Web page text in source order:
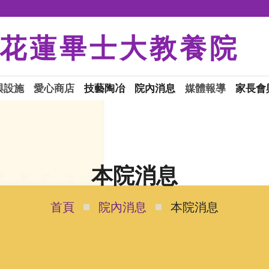
花蓮畢士大教養院
設施 愛心商店 技藝陶冶 院內消息 媒體報導 家長會
本院消息
首頁 院內消息 本院消息